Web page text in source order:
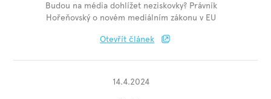
Budou na média dohlížet neziskovky? Právník
Hořeňovský o novém mediálním zákonu v EU
Otevřít článek
14.4.2024